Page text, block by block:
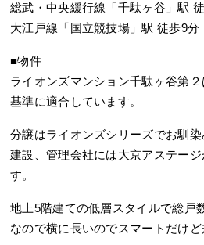
総武・中央緩行線「千駄ヶ谷」駅
大江戸線「国立競技場」駅 徒歩9分
■物件
ライオンズマンション千駄ヶ谷第
基準に適合しています。
分譲はライオンズシリーズでお馴
建設、管理会社には大京アステー
す。
地上5階建ての低層スタイルで総戸
なので横に長いのでスマートだけど